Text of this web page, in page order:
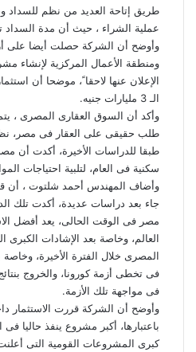
طريق إتاحة العديد من نظم للسداد
عملية الشراء ، حيث أن مدة السداد تصل
وأوضح أن الشركة حصلت أيضا على
ومنطقة الأعمال المركزية لإنشاء
الإعلان عنها لاحقا ً، موضحا أن
الـ 3 مليارات جنيه.
وأكد أن السوق العقارى المصرى ،
طلب حقيقى على العقار فى مصر،
طبقا للدراسات الأخيرة، أكدت أن
سكنية فى العام، لتلبية احتياجات
وأضاف المهندس أحمد شلتوت ، أن
جاء بعد دراسات عديدة، أكدت تلك
مصر فى الوقت الحالى، يعد أفضل
العالم، وخاصة بعد الإشادات الكبرى
المصرى خلال الفترة الأخيرة،
فى تخطى أزمة كورونا، والخروج
فى مواجهة تلك الأزمة.
وأوضح أن الشركة قررت الاستثمار
باعتبارها، أكبر مشروع ينفذ حاليا
كبرى المشروعات القومية التى أعلنت